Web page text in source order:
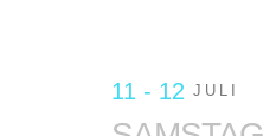
11 - 12 JULI